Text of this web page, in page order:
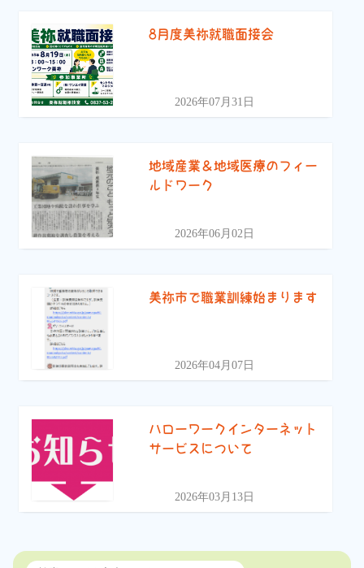
8月度美祢就職面接会
2026年07月31日
地域産業＆地域医療のフィー
ルドワーク
2026年06月02日
美祢市で職業訓練始まります
2026年04月07日
ハローワークインターネット
サービスについて
2026年03月13日